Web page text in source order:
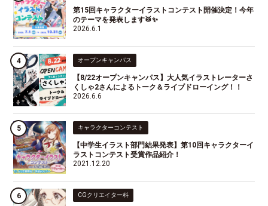
第15回キャラクターイラストコンテスト開催決定！今年
のテーマを発表します🥁✨
2026.6.1
オープンキャンパス
【8/22オープンキャンパス】大人気イラストレーターさ
くしゃ2さんによるトーク＆ライブドローイング！！
2026.6.6
キャラクターコンテスト
【中学生イラスト部門結果発表】第10回キャラクターイ
ラストコンテスト受賞作品紹介！
2021.12.20
CGクリエイター科